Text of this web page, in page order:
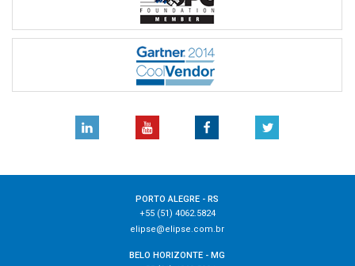
PORTO ALEGRE - RS
+55 (51) 4062.5824
elipse@elipse.com.br
BELO HORIZONTE - MG